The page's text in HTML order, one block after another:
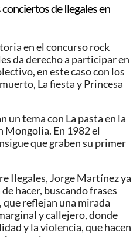
de Ilegales en
en el concurso rock
da derecho a participar en
en este caso con los
La fiesta y Princesa
un tema con La pasta en la
Mongolia. En 1982 el
que graben su primer
Ilegales, Jorge Martínez ya
hacer, buscando frases
reflejan una mirada
y callejero, donde
y la violencia, que hacen